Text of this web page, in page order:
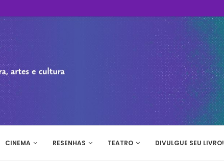
CINEMA RESENHAS TEATRO DIVULGUE SEU LIVRO!